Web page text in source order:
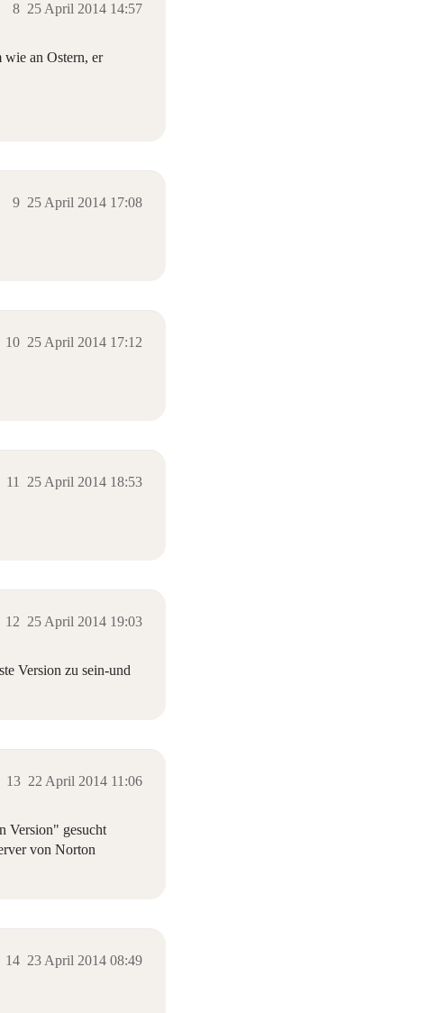
25 April 2014 14:57
8
wie an Ostern, er
25 April 2014 17:08
9
25 April 2014 17:12
10
25 April 2014 18:53
11
25 April 2014 19:03
12
Version zu sein-und
22 April 2014 11:06
13
Version" gesucht
von Norton
23 April 2014 08:49
14